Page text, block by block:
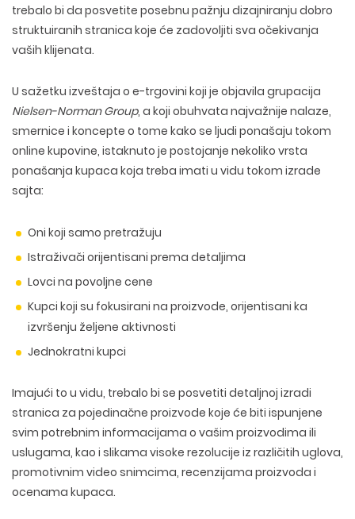
trebalo bi da posvetite posebnu pažnju dizajniranju dobro
struktuiranih stranica koje će zadovoljiti sva očekivanja
vaših klijenata.
U sažetku izveštaja o e-trgovini koji je objavila grupacija
Nielsen-Norman Group, a koji obuhvata najvažnije nalaze,
smernice i koncepte o tome kako se ljudi ponašaju tokom
online kupovine, istaknuto je postojanje nekoliko vrsta
ponašanja kupaca koja treba imati u vidu tokom izrade
sajta:
Oni koji samo pretražuju
Istraživači orijentisani prema detaljima
Lovci na povoljne cene
Kupci koji su fokusirani na proizvode, orijentisani ka
izvršenju željene aktivnosti
Jednokratni kupci
Imajući to u vidu, trebalo bi se posvetiti detaljnoj izradi
stranica za pojedinačne proizvode koje će biti ispunjene
svim potrebnim informacijama o vašim proizvodima ili
uslugama, kao i slikama visoke rezolucije iz različitih uglova,
promotivnim video snimcima, recenzijama proizvoda i
ocenama kupaca.